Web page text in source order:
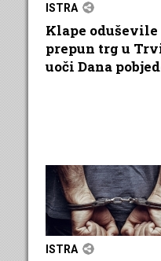
ISTRA
Klape oduševile
prepun trg u
uoči Dana
ISTRA